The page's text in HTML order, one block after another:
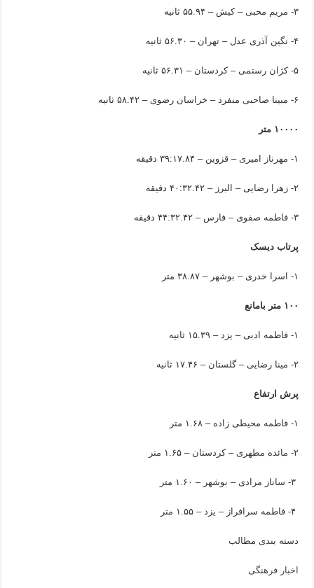
۳- مریم محبی – کیش – ۵۵.۹۴ ثانیه
۴- نگین آذری عدل – تهران – ۵۶.۳۰ ثانیه
۵- کژان رستمی – کردستان – ۵۶.۳۱ ثانیه
۶- مبینا صاحبی منفرد – خراسان رضوی – ۵۸.۴۲ ثانیه
۱۰۰۰۰ متر
۱- مهرناز امیری – قزوین – ۳۹:۱۷.۸۴ دقیقه
۲- زهرا رضایی – البرز – ۴۰:۳۲.۴۲ دقیقه
۳- فاطمه صفوی – فارس – ۴۴:۳۲.۴۲ دقیقه
پرتاب دیسک
۱- اسرا خدری – بوشهر – ۳۸.۸۷ متر
۱۰۰ متر بامانع
۱- فاطمه ادبی – یزد – ۱۵.۳۹ ثانیه
۲- مینا رضایی – گلستان – ۱۷.۴۶ ثانیه
پرش ارتفاع
۱- فاطمه محیطی زاده – ۱.۶۸ متر
۲- مائده مطهری – کردستان – ۱.۶۵ متر
۳- ساناز مرادی – بوشهر – ۱.۶۰ متر
دسته بندی مطالب
اخبار فرهنگی